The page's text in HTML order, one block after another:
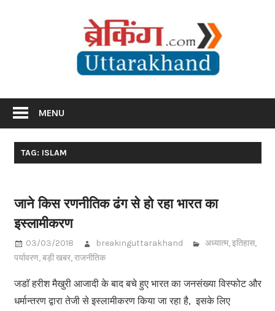
MENU
TAG: ISLAM
जाने किस रणनीतिक ढंग से हो रहा भारत का
इस्लामीकरण
03/03/2018 breakinguttarakhand अध्यात्म,इतिहास,
पर्यावरण,बड़ी खबर,राजनीतिक
जडाॅ हरीश मैखुरी आजादी के बाद बचे हुए भारत का जनसंख्या विस्फोट और
धर्मान्तरण द्वारा तेजी से इस्लामीकरण किया जा रहा है, इसके लिए